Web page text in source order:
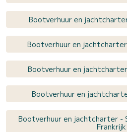
Bootverhuur en
Bootverhuur en
Bootverhuur en jachtcharter
Bootverhuur en
Bootverhuur en jachtcharter -
Frankrijk